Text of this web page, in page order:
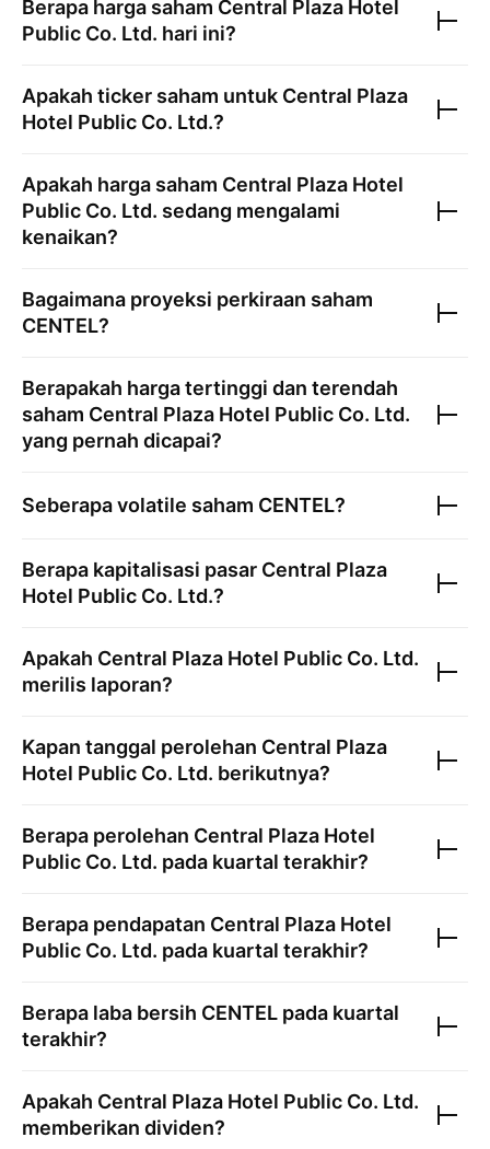
Berapa harga saham Central Plaza Hotel
Public Co. Ltd. hari ini?
Apakah ticker saham untuk Central Plaza
Hotel Public Co. Ltd.?
Apakah harga saham Central Plaza Hotel
Public Co. Ltd. sedang mengalami
kenaikan?
Bagaimana proyeksi perkiraan saham
CENTEL?
Berapakah harga tertinggi dan terendah
saham Central Plaza Hotel Public Co. Ltd.
yang pernah dicapai?
Seberapa volatile saham CENTEL?
Berapa kapitalisasi pasar Central Plaza
Hotel Public Co. Ltd.?
Apakah Central Plaza Hotel Public Co. Ltd.
merilis laporan?
Kapan tanggal perolehan Central Plaza
Hotel Public Co. Ltd. berikutnya?
Berapa perolehan Central Plaza Hotel
Public Co. Ltd. pada kuartal terakhir?
Berapa pendapatan Central Plaza Hotel
Public Co. Ltd. pada kuartal terakhir?
Berapa laba bersih CENTEL pada kuartal
terakhir?
Apakah Central Plaza Hotel Public Co. Ltd.
memberikan dividen?